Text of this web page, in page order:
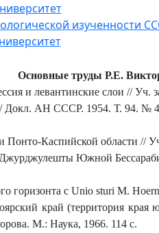
изученности
Основные труды Р.Е.
и левантинские слои //
Докл. АН СССР. 1954. Т. 94. №
Понто-Каспийской области //
Южной
горизонта с Unio sturi М.
край (территория
М.: Наука, 1966. 114 с.